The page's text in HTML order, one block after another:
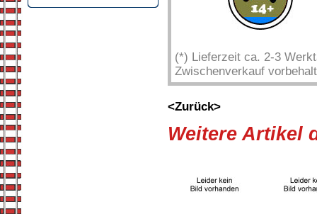
(*) Lieferzeit ca. 2-3
Zwischenverkauf
<Zurück>
Weitere Artikel